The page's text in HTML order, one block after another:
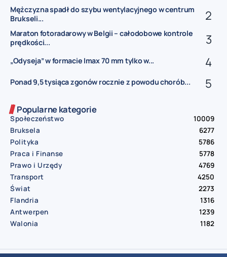
Mężczyzna spadł do szybu wentylacyjnego w centrum
Brukseli...
Maraton fotoradarowy w Belgii – całodobowe kontrole
prędkości...
„Odyseja” w formacie Imax 70 mm tylko w...
Ponad 9,5 tysiąca zgonów rocznie z powodu chorób...
Popularne kategorie
Społeczeństwo
10009
Bruksela
6277
Polityka
5786
Praca i Finanse
5778
Prawo i Urzędy
4769
Transport
4250
Świat
2273
Flandria
1316
Antwerpen
1239
Walonia
1182